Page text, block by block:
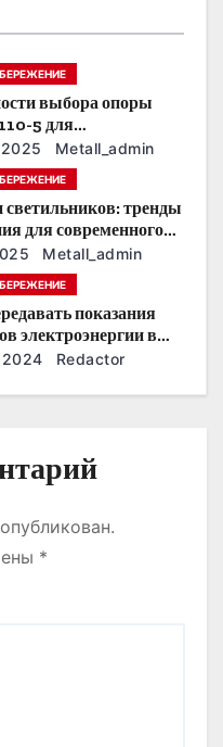
выбора опоры
5 для
электросетей
Metall_admin
светильников: тренды
для современного
Metall_admin
показания
электроэнергии в
Redactor
*